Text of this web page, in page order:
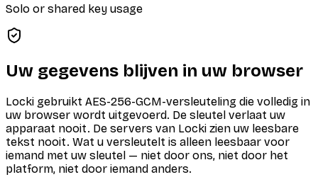
Solo or shared key usage
Uw gegevens blijven in uw browser
Locki gebruikt AES-256-GCM-versleuteling die volledig in
uw browser wordt uitgevoerd. De sleutel verlaat uw
apparaat nooit. De servers van Locki zien uw leesbare
tekst nooit. Wat u versleutelt is alleen leesbaar voor
iemand met uw sleutel — niet door ons, niet door het
platform, niet door iemand anders.